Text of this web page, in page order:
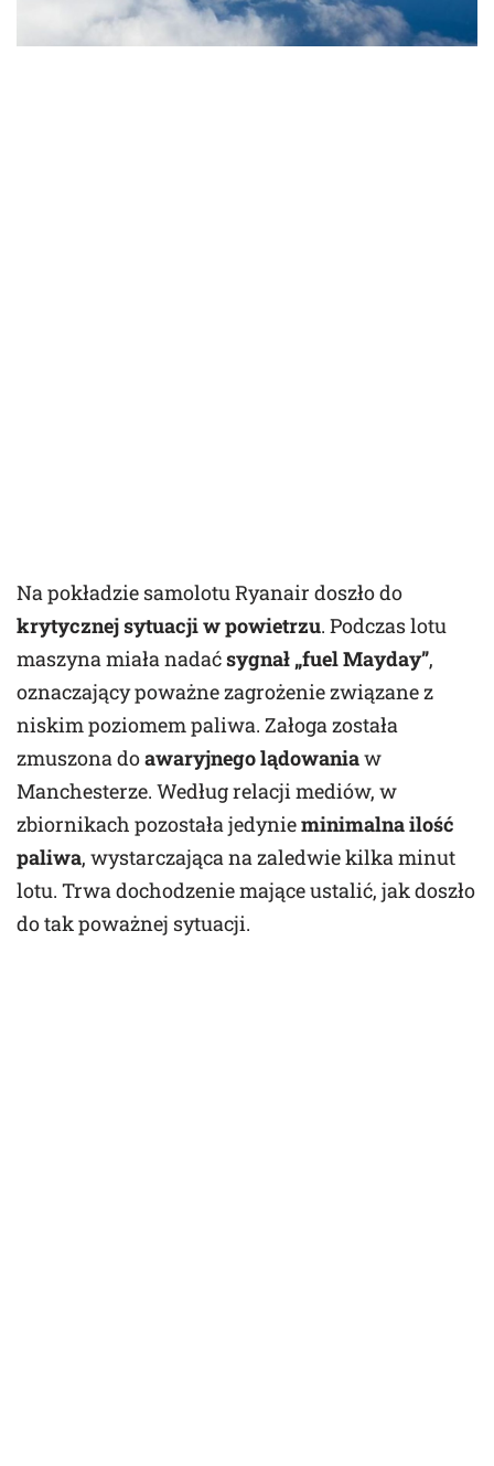
Na pokładzie samolotu Ryanair doszło do
krytycznej sytuacji w powietrzu. Podczas lotu
maszyna miała nadaćsygnał „fuel Mayday”,
oznaczający poważne zagrożenie związane z
niskim poziomem paliwa. Załoga została
zmuszona doawaryjnego lądowaniaw
Manchesterze. Według relacji mediów, w
zbiornikach pozostała jedynieminimalna ilość
paliwa, wystarczająca na zaledwie kilka minut
lotu. Trwa dochodzenie mające ustalić, jak doszło
do tak poważnej sytuacji.